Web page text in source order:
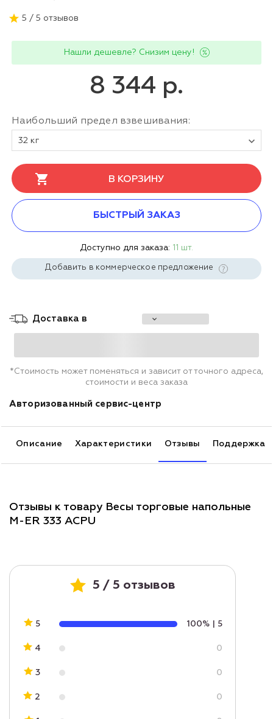
5 / 5 отзывов
Нашли дешевле? Снизим цену!
8 344 р.
Наибольший предел взвешивания:
32 кг
В КОРЗИНУ
БЫСТРЫЙ ЗАКАЗ
Доступно для заказа: 11 шт.
Добавить в коммерческое предложение
Доставка в
*Стоимость может поменяться и зависит от точного адреса,
стоимости и веса заказа
Авторизованный сервис-центр
Описание Характеристики Отзывы Поддержка
Отзывы к товару Весы торговые напольные
M-ER 333 ACPU
5 / 5 отзывов
5 100% 5
4 0
3 0
2 0